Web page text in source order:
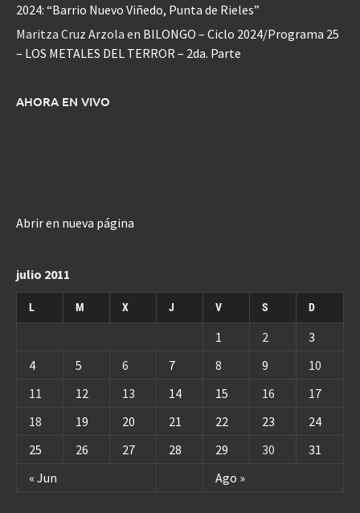
2024: “Barrio Nuevo Viñedo, Punta de Rieles”
Maritza Cruz Arzola en BILONGO – Ciclo 2024/Programa 25
– LOS METALES DEL TERROR – 2da. Parte
AHORA EN VIVO
Abrir en nueva página
julio 2011
L M X J V S D
« Jun Ago »
1 2
3
4
5 6 7 8 9
10
11
12 13 14 15 16
17
18
19 20 21 22 23
24
25
26 27 28 29 30 31